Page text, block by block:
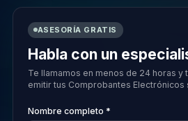
ASESORÍA GRATIS
Habla con un
Te llamamos en menos de 24 horas y
emitir tus Comprobantes Electrónicos
Nombre completo *